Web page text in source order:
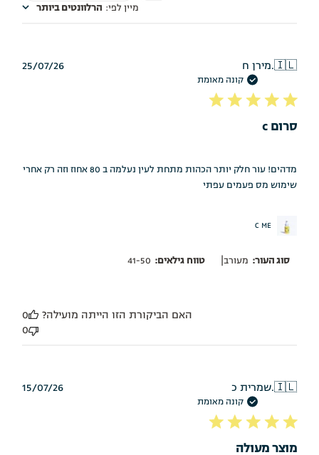
מיין לפי: הרלוונטים ביותר
🇮🇱מירן ח.
קונה מאומת
סרום c
מדהים! עור חלק יותר הכהות מתחת לעין נעלמה ב 80 אחוז וזה רק אחרי
שימוש מס פעמים עפתי
C ME
סוג העור: מעורב| טווח גילאים: 41-50
תאריך
25/07/26
האם הביקורת הזו הייתה מועילה?
0
0
🇮🇱שמרית כ.
קונה מאומת
מוצר מעולה
תאריך
15/07/26